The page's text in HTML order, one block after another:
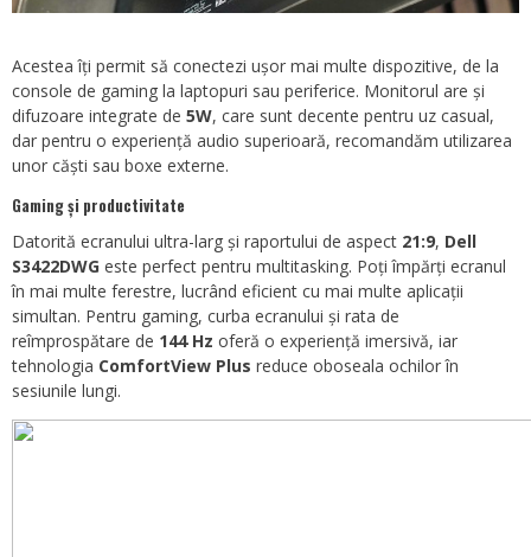
Acestea îți permit să conectezi ușor mai multe dispozitive, de la
console de gaming la laptopuri sau periferice. Monitorul are și
difuzoare integrate de 5W, care sunt decente pentru uz casual,
dar pentru o experiență audio superioară, recomandăm utilizarea
unor căști sau boxe externe.
Gaming și productivitate
Datorită ecranului ultra-larg și raportului de aspect 21:9, Dell
S3422DWG este perfect pentru multitasking. Poți împărți ecranul
în mai multe ferestre, lucrând eficient cu mai multe aplicații
simultan. Pentru gaming, curba ecranului și rata de
reîmprospătare de 144 Hz oferă o experiență imersivă, iar
tehnologia ComfortView Plus reduce oboseala ochilor în
sesiunile lungi.